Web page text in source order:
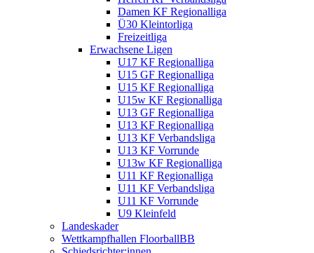
Damen KF Regionalliga
Ü30 Kleintorliga
Freizeitliga
Erwachsene Ligen
U17 KF Regionalliga
U15 GF Regionalliga
U15 KF Regionalliga
U15w KF Regionalliga
U13 GF Regionalliga
U13 KF Regionalliga
U13 KF Verbandsliga
U13 KF Vorrunde
U13w KF Regionalliga
U11 KF Regionalliga
U11 KF Verbandsliga
U11 KF Vorrunde
U9 Kleinfeld
Landeskader
Wettkampfhallen FloorballBB